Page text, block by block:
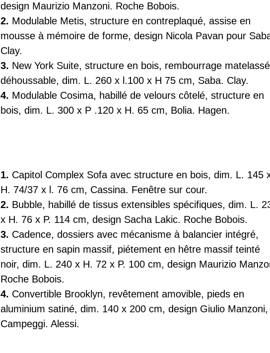
design Maurizio Manzoni. Roche Bobois.
2. Modulable Metis, structure en contreplaqué, assise en
mousse à mémoire de forme, design Nicola Pavan pour
Clay.
3. New York Suite, structure en bois, rembourrage matelassé
déhoussable, dim. L. 260 x l.100 x H 75 cm, Saba. Clay.
4. Modulable Cosima, habillé de velours côtelé, structure en
bois, dim. L. 300 x P .120 x H. 65 cm, Bolia. Hagen.
1. Capitol Complex Sofa avec structure en bois, dim. L. 145
H. 74/37 x l. 76 cm, Cassina. Fenêtre sur cour.
2. Bubble, habillé de tissus extensibles spécifiques, dim. L.
x H. 76 x P. 114 cm, design Sacha Lakic. Roche Bobois.
3. Cadence, dossiers avec mécanisme à balancier intégré,
structure en sapin massif, piétement en hêtre massif teinté
noir, dim. L. 240 x H. 72 x P. 100 cm, design Maurizio
Roche Bobois.
4. Convertible Brooklyn, revêtement amovible, pieds en
aluminium satiné, dim. 140 x 200 cm, design Giulio Manzoni,
Campeggi.Alessi.